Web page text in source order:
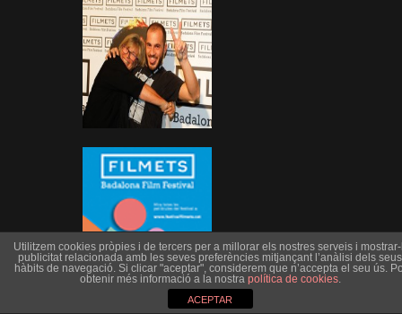
Utilitzem cookies pròpies i de tercers per a millorar els nostres serveis i
publicitat relacionada amb les seves preferències mitjançant l’anàlisi dels seus
hàbits de navegació. Si clicar "aceptar", considerem que n’accepta el seu ús.
obtenir més informació a la nostra política de cookies.
ACEPTAR